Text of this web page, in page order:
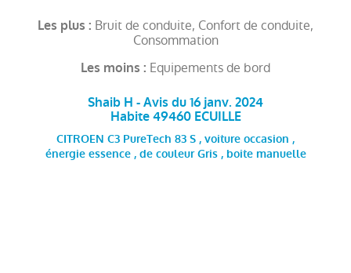
Les plus : Bruit de conduite, Confort de conduite,
Consommation
Les moins : Equipements de bord
Shaib H - Avis du 16 janv. 2024
Habite 49460 ECUILLE
CITROEN C3 PureTech 83 S , voiture occasion ,
énergie essence , de couleur Gris , boite manuelle